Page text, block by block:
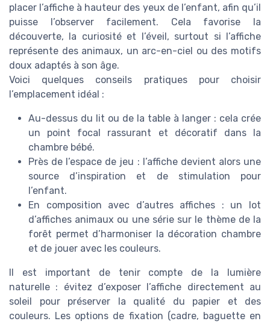
placer l’affiche à hauteur des yeux de l’enfant, afin qu’il
puisse l’observer facilement. Cela favorise la
découverte, la curiosité et l’éveil, surtout si l’affiche
représente des animaux, un arc-en-ciel ou des motifs
doux adaptés à son âge.
Voici quelques conseils pratiques pour choisir
l’emplacement idéal :
Au-dessus du lit ou de la table à langer : cela crée
un point focal rassurant et décoratif dans la
chambre bébé.
Près de l’espace de jeu : l’affiche devient alors une
source d’inspiration et de stimulation pour
l’enfant.
En composition avec d’autres affiches : un lot
d’affiches animaux ou une série sur le thème de la
forêt permet d’harmoniser la décoration chambre
et de jouer avec les couleurs.
Il est important de tenir compte de la lumière
naturelle : évitez d’exposer l’affiche directement au
soleil pour préserver la qualité du papier et des
couleurs. Les options de fixation (cadre, baguette en